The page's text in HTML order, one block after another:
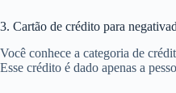
3. Cartão de crédito para
Você conhece a categoria de
Esse crédito é dado apenas a